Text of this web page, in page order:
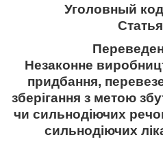
Уголовный
Незаконне
придбання,
зберігання з метою
чи сильнодіючих
сильнодіючих